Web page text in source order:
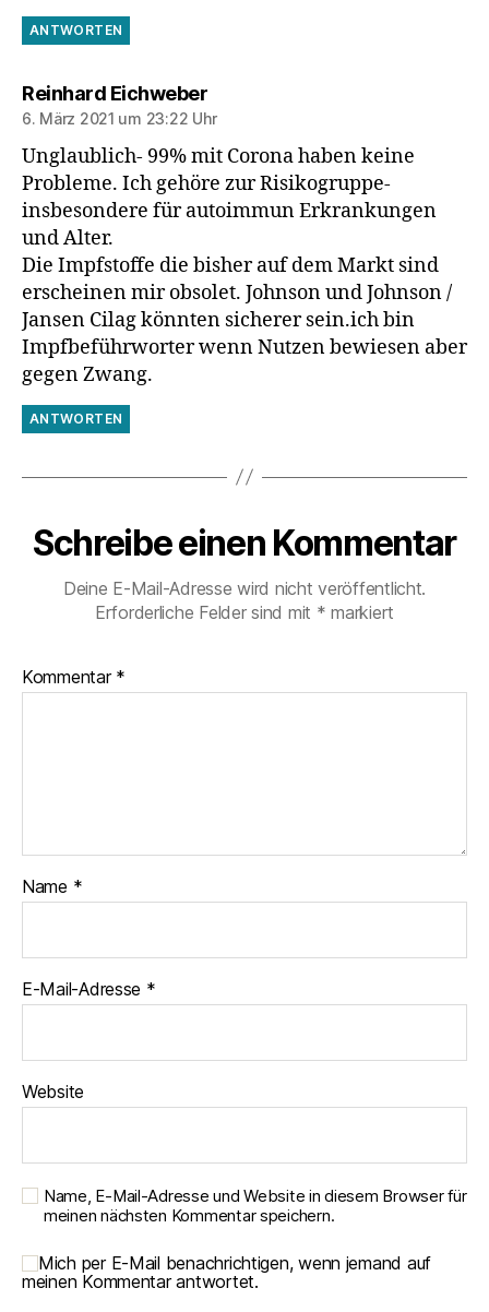
ANTWORTEN
Reinhard Eichwebersagt:
6. März 2021 um 23:22 Uhr
Unglaublich- 99% mit Corona haben keine
Probleme. Ich gehöre zur Risikogruppe-
insbesondere für autoimmun Erkrankungen
und Alter.
Die Impfstoffe die bisher auf dem Markt sind
erscheinen mir obsolet. Johnson und Johnson /
Jansen Cilag könnten sicherer sein.ich bin
Impfbeführworter wenn Nutzen bewiesen aber
gegen Zwang.
ANTWORTEN
Schreibe einen Kommentar
Deine E-Mail-Adresse wird nicht veröffentlicht.
Erforderliche Felder sind mit * markiert
Kommentar *
Name *
E-Mail-Adresse *
Website
Name, E-Mail-Adresse und Website in diesem Browser für
meinen nächsten Kommentar speichern.
Mich per E-Mail benachrichtigen, wenn jemand auf
meinen Kommentar antwortet.